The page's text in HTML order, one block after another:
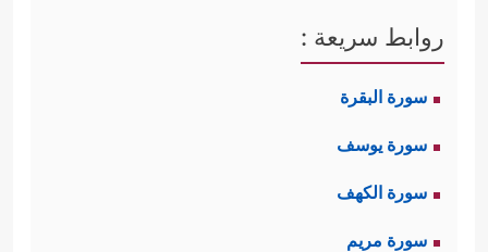
روابط سريعة :
سورة البقرة
سورة يوسف
سورة الكهف
سورة مريم